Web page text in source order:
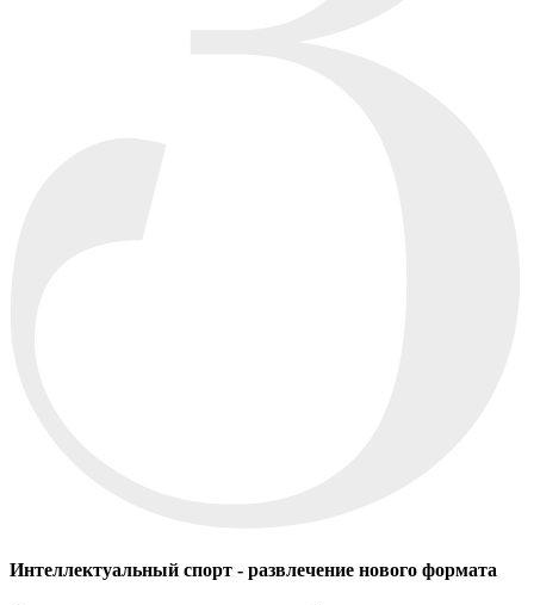
Интеллектуальный спорт - развлечение нового формата